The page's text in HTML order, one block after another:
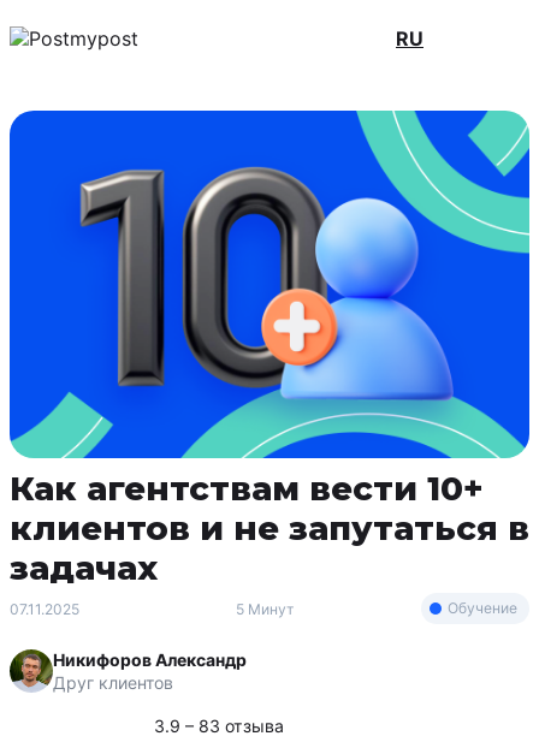
RU
Как агентствам вести 10+
клиентов и не запутаться в
задачах
07.11.2025 5 Минут Обучение
Никифоров Александр
Друг клиентов
3.9 – 83 отзыва